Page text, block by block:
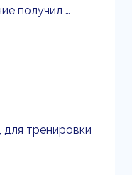
получил …
тренировки